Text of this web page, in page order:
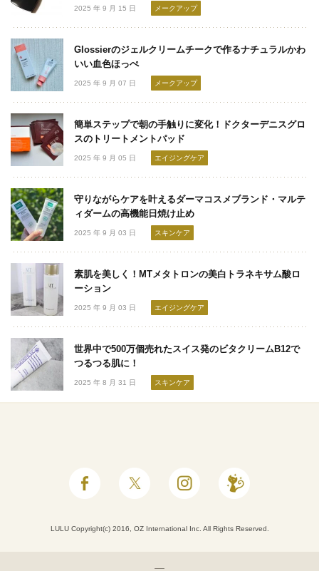
2025 年 9 月 15 日 メークアップ
Glossierのジェルクリームチークで作るナチュラルかわ
いい血色ほっぺ
2025 年 9 月 07 日 メークアップ
簡単ステップで朝の手触りに変化！ドクターデニスグロ
スのトリートメントパッド
2025 年 9 月 05 日 エイジングケア
守りながらケアを叶えるダーマコスメブランド・マルテ
ィダームの高機能日焼け止め
2025 年 9 月 03 日 スキンケア
素肌を美しく！MTメタトロンの美白トラネキサム酸ロ
ーション
2025 年 9 月 03 日 エイジングケア
世界中で500万個売れたスイス発のビタクリームB12で
つるつる肌に！
2025 年 8 月 31 日 スキンケア
LULU Copyright(c) 2016, OZ International Inc. All Rights Reserved.